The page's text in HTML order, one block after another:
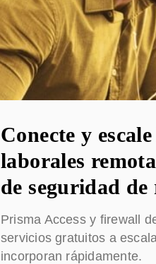
Conecte y
laborales
de seguridad
Prisma Access y firewall
servicios gratuitos a
incorporan rápidamente.